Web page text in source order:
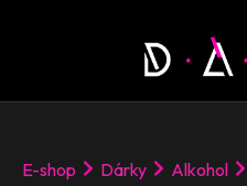
E-shop Dárky Alkohol